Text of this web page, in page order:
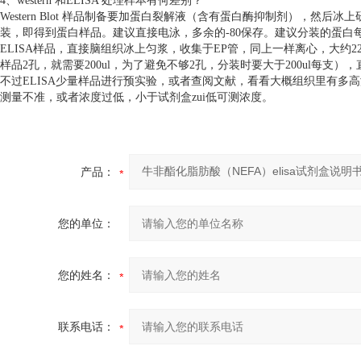
Western Blot 样品制备要加蛋白裂解液（含有蛋白酶抑制剂），然后冰
装，即得到蛋白样品。建议直接电泳，多余的-80保存。建议分装的蛋
ELISA样品，直接脑组织冰上匀浆，收集于EP管，同上一样离心，大约
样品2孔，就需要200ul，为了避免不够2孔，分装时要大于200ul每支）
不过ELISA少量样品进行预实验，或者查阅文献，看看大概组织里有多
测量不准，或者浓度过低，小于试剂盒zui低可测浓度。
产品：
您的单位：
您的姓名：
联系电话：